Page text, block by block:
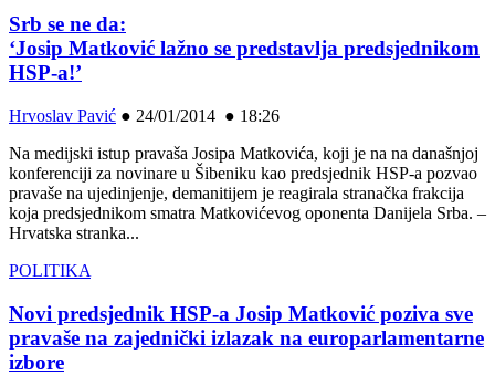
Srb se ne da:
‘Josip Matković lažno se predstavlja predsjednikom
HSP-a!’
Hrvoslav Pavić ● 24/01/2014 ● 18:26
Na medijski istup pravaša Josipa Matkovića, koji je na na današnjoj
konferenciji za novinare u Šibeniku kao predsjednik HSP-a pozvao
pravaše na ujedinjenje, demanitijem je reagirala stranačka frakcija
koja predsjednikom smatra Matkovićevog oponenta Danijela Srba. –
Hrvatska stranka...
POLITIKA
Novi predsjednik HSP-a Josip Matković poziva sve
pravaše na zajednički izlazak na europarlamentarne
izbore